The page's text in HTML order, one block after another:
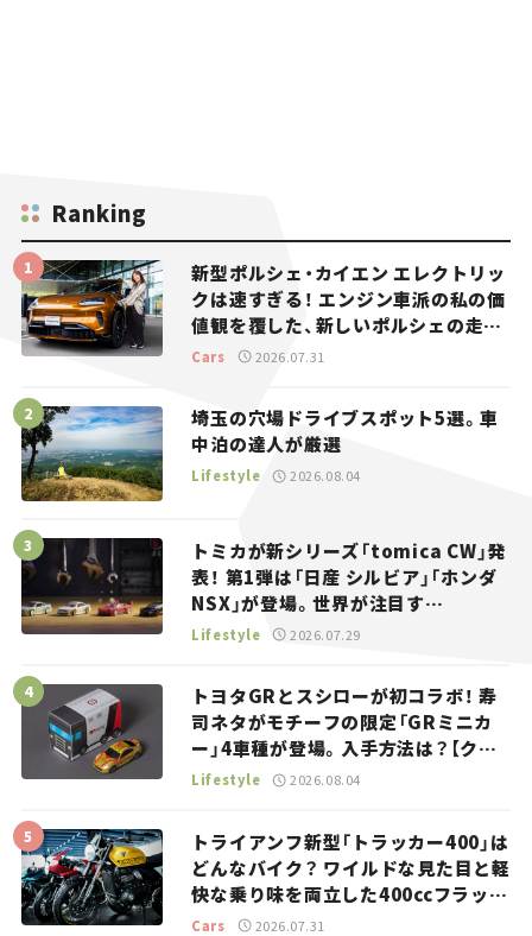
Ranking
新型ポルシェ・カイエン エレクトリッ
クは速すぎる！ エンジン車派の私の価
値観を覆した、新しいポルシェの走
り。
Cars 2026.07.31
埼玉の穴場ドライブスポット5選。車
中泊の達人が厳選
Lifestyle 2026.08.04
トミカが新シリーズ「tomica CW」発
表！ 第1弾は「日産 シルビア」「ホンダ
NSX」が登場。世界が注目す
る“JDM”に焦点【クルマとホビー】
Lifestyle 2026.07.29
トヨタGRとスシローが初コラボ！ 寿
司ネタがモチーフの限定「GRミニカ
ー」4車種が登場。入手方法は？【クル
マとホビー】
Lifestyle 2026.08.04
トライアンフ新型「トラッカー400」は
どんなバイク？ ワイルドな見た目と軽
快な乗り味を両立した400ccフラット
トラッカー【試乗レビュー】
Cars 2026.07.31